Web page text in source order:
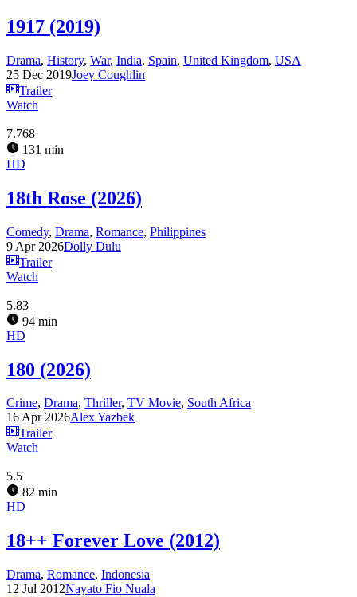
1917 (2019)
Drama, History, War, India, Spain, United Kingdom, USA
25 Dec 2019Joey Coughlin
Trailer
Watch
7.768
131 min
HD
18th Rose (2026)
Comedy, Drama, Romance, Philippines
9 Apr 2026Dolly Dulu
Trailer
Watch
5.83
94 min
HD
180 (2026)
Crime, Drama, Thriller, TV Movie, South Africa
16 Apr 2026Alex Yazbek
Trailer
Watch
5.5
82 min
HD
18++ Forever Love (2012)
Drama, Romance, Indonesia
12 Jul 2012Nayato Fio Nuala